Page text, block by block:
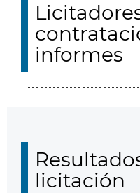
informes
licitación